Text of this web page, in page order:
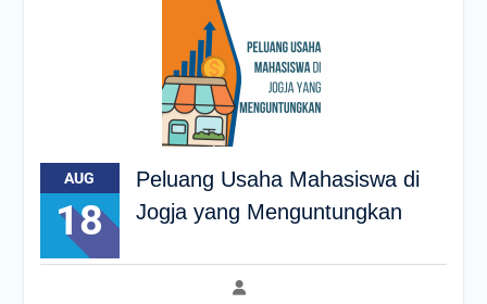
AUG
18
Peluang Usaha Mahasiswa di
Jogja yang Menguntungkan